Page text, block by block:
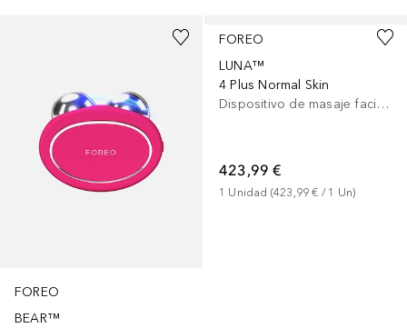
FOREO
BEAR™
FOREO
LUNA™
4 Plus Normal Skin
Dispositivo de masaje facial eléctrico
423,99 €
1 Unidad (423,99 € / 1 Un)